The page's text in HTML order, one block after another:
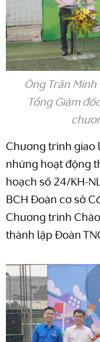
Ông Trần Minh
Tổng Giám
Chương trình giao
những hoạt động
hoạch số 24/KH-
BCH Đoàn cơ sở
Chương trình
thành lập Đoàn